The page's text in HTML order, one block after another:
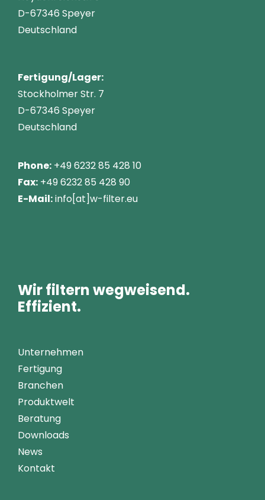
D-67346 Speyer
Deutschland
Fertigung/Lager:
Stockholmer Str. 7
D-67346 Speyer
Deutschland
Phone:+49 6232 85 428 10
Fax:+49 6232 85 428 90
E-Mail:info[at]w-filter.eu
Wir filtern wegweisend.
Effizient.
Unternehmen
Fertigung
Branchen
Produktwelt
Beratung
Downloads
News
Kontakt